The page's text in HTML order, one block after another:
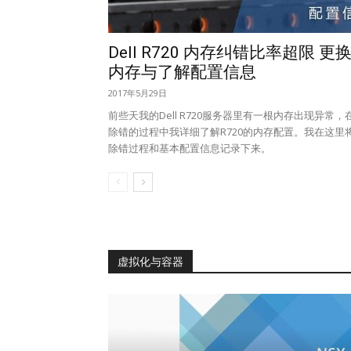
Dell R720 内存纠错比率超限 更换
内存与了解配置信息
2017年5月29日
前些天我的Dell R720服务器里有一根内存出现异常，
除错的过程中我详细了解R720的内存配置。我在这里
除错过程和基本配置信息记录下来。
虚拟化与容器